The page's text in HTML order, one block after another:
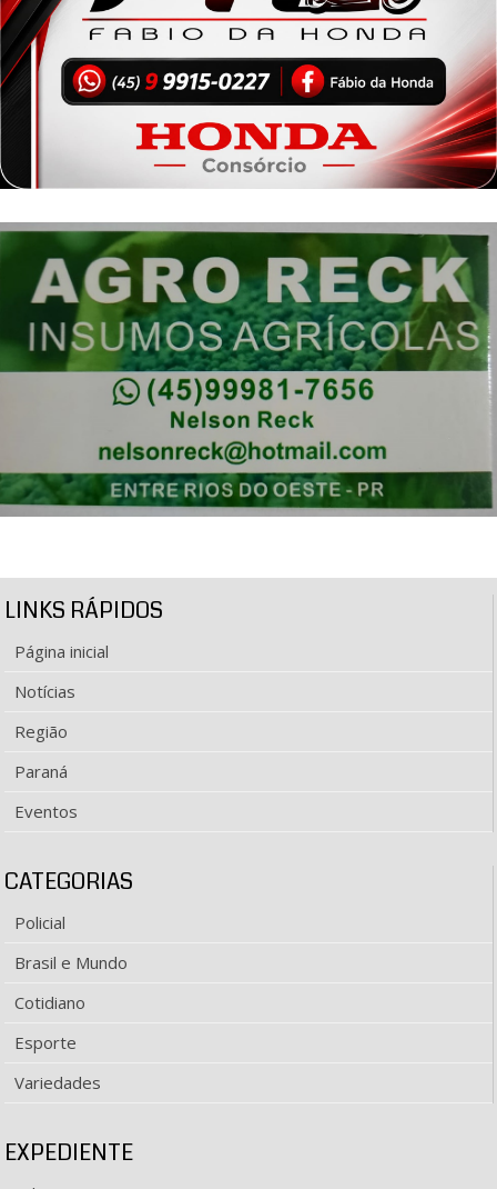
LINKS RÁPIDOS
Página inicial
Notícias
Região
Paraná
Eventos
CATEGORIAS
Policial
Brasil e Mundo
Cotidiano
Esporte
Variedades
EXPEDIENTE